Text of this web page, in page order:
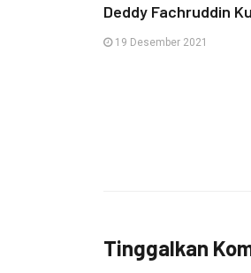
Deddy Fachruddin
19 Desember 2021
Tinggalkan